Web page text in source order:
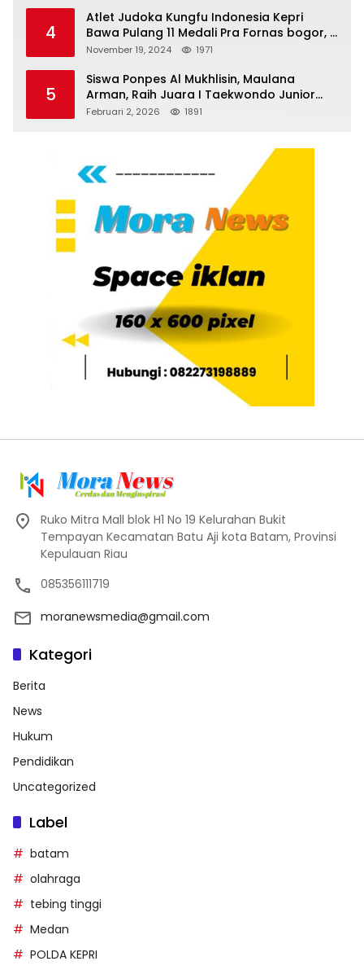
4
Atlet Judoka Kungfu Indonesia Kepri
Bawa Pulang 11 Medali Pra Fornas bogor, 3
Emas dan 8 Perunggu.
November 19, 2024 1971
5
Siswa Ponpes Al Mukhlisin, Maulana
Arman, Raih Juara I Taekwondo Junior
Putra di Riau National Championship 2026
Februari 2, 2026 1891
Ruko Mitra Mall blok H1 No 19 Kelurahan Bukit
Tempayan Kecamatan Batu Aji kota Batam, Provinsi
Kepulauan Riau
085356111719
moranewsmedia@gmail.com
Kategori
Berita
News
Hukum
Pendidikan
Uncategorized
Label
batam
olahraga
tebing tinggi
Medan
POLDA KEPRI